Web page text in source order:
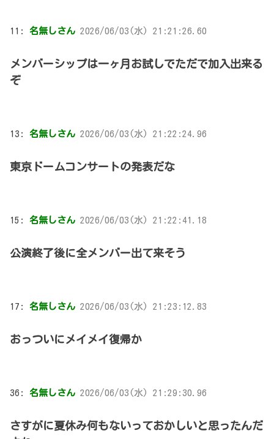
11: 名無しさん 2026/06/03(水) 21:21:26.60
メンバーシップは一ヶ月お試しでただで加入出来る
ぞ
13: 名無しさん 2026/06/03(水) 21:22:24.96
東京ドームコンサートの発表だな
15: 名無しさん 2026/06/03(水) 21:22:41.18
公演終了後に全メンバー出て来そう
17: 名無しさん 2026/06/03(水) 21:23:12.83
おっついにメイメイ復帰か
36: 名無しさん 2026/06/03(水) 21:29:30.96
さすがに夏休み何もないっておかしいと思ったんだ